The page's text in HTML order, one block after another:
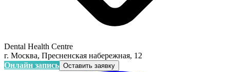
Dental Health Centre
г. Москва, Пресненская набережная, 12
Онлайн запись Оставить заявку